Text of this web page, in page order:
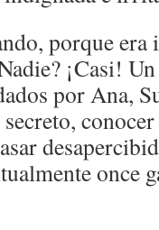
porque era
¡Casi!
por Ana,
once